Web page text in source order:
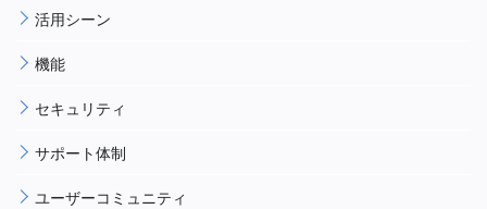
活用シーン
機能
セキュリティ
サポート体制
ユーザーコミュニティ